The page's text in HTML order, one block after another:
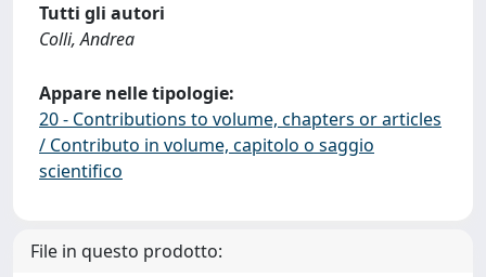
Tutti gli autori
Colli, Andrea
Appare nelle tipologie:
20 - Contributions to volume, chapters or articles
/ Contributo in volume, capitolo o saggio
scientifico
File in questo prodotto: